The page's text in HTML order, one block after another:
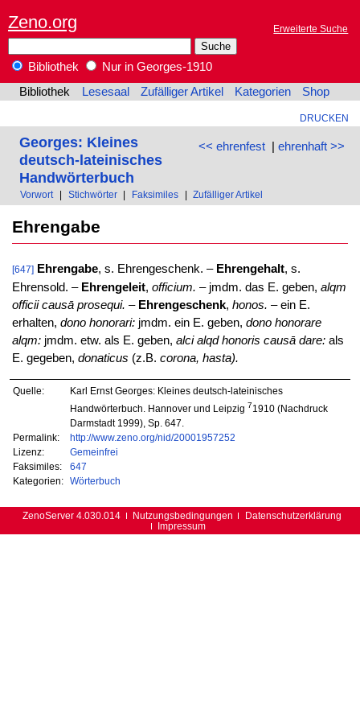
Zeno.org Erweiterte Suche
Bibliothek
Nur in Georges-1910
Bibliothek
Lesesaal Zufälliger Artikel Kategorien Shop
DRUCKEN
<< ehrenfest| ehrenhaft >>
Georges: Kleines
deutsch-lateinisches
Handwörterbuch
Vorwort Stichwörter Faksimiles Zufälliger Artikel
Ehrengabe
[647] Ehrengabe, s. Ehrengeschenk. – Ehrengehalt, s.
Ehrensold. – Ehrengeleit, officium. – jmdm. das E. geben, alqm
officii causā prosequi. – Ehrengeschenk, honos. – ein E.
erhalten, dono honorari:jmdm. ein E. geben, dono honorare
alqm:jmdm. etw. als E. geben, alci alqd honoris causā dare:als
E. gegeben, donaticus (z.B. corona, hasta).
Quelle:
Karl Ernst Georges: Kleines deutsch-lateinisches
Handwörterbuch. Hannover und Leipzig 71910 (Nachdruck
Darmstadt 1999), Sp. 647.
Permalink:
http://www.zeno.org/nid/20001957252
Lizenz:
Gemeinfrei
Faksimiles:
647
Kategorien:
Wörterbuch
ZenoServer 4.030.014 Nutzungsbedingungen
Datenschutzerklärung
Impressum